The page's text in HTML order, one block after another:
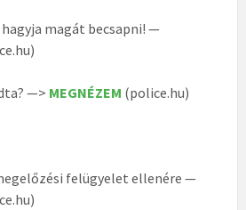
hagyja magát becsapni! —
—> MEGNÉZEM (police.hu)
felügyelet ellenére —